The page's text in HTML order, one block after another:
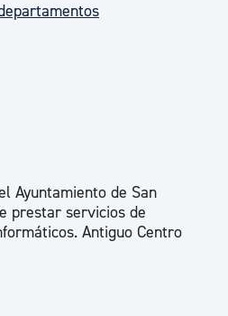
Ayuntamiento de San
prestar servicios de
Antiguo Centro